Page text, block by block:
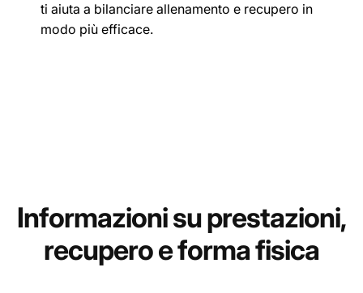
ti aiuta a bilanciare allenamento e recupero in
modo più efficace.
Informazioni su prestazioni,
recupero e forma fisica